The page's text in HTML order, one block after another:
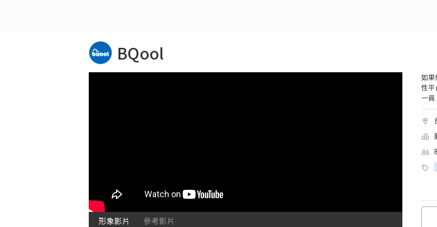
BQool
形象影片 參考影片
如果
性平
一